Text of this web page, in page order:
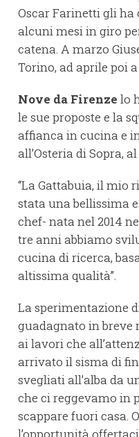
Oscar Farinetti gli
alcuni mesi in giro
catena. A marzo
Torino, ad aprile poi
Nove da Firenze lo
le sue proposte e la
affianca in cucina e
all’Osteria di Sopra,
“La Gattabuia, il mio
stata una bellissima
chef- nata nel 2014
tre anni abbiamo
cucina di ricerca,
altissima qualità”.
La sperimentazione
guadagnato in breve
ai lavori che
arrivato il sisma di
svegliati all’alba da
che ci reggevamo in
scappare fuori casa.